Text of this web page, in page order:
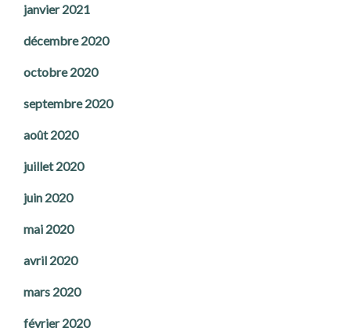
janvier 2021
décembre 2020
octobre 2020
septembre 2020
août 2020
juillet 2020
juin 2020
mai 2020
avril 2020
mars 2020
février 2020